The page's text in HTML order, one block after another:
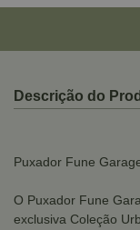
Descrição do
Puxador Fune
O Puxador Fune
exclusiva Coleção